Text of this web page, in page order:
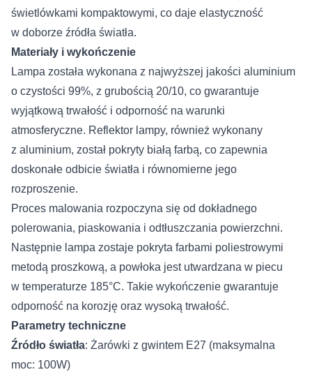
świetlówkami kompaktowymi, co daje elastyczność
w doborze źródła światła.
Materiały i wykończenie
Lampa została wykonana z najwyższej jakości aluminium
o czystości 99%, z grubością 20/10, co gwarantuje
wyjątkową trwałość i odporność na warunki
atmosferyczne. Reflektor lampy, również wykonany
z aluminium, został pokryty białą farbą, co zapewnia
doskonałe odbicie światła i równomierne jego
rozproszenie.
Proces malowania rozpoczyna się od dokładnego
polerowania, piaskowania i odtłuszczania powierzchni.
Następnie lampa zostaje pokryta farbami poliestrowymi
metodą proszkową, a powłoka jest utwardzana w piecu
w temperaturze 185°C. Takie wykończenie gwarantuje
odporność na korozję oraz wysoką trwałość.
Parametry techniczne
Źródło światła: Żarówki z gwintem E27 (maksymalna
moc: 100W)